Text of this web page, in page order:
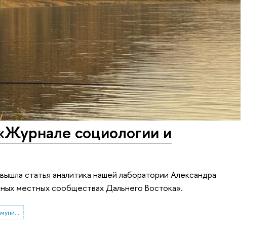
социологии и
статья аналитика нашей лаборатории Александра
местных сообществах Дальнего Востока».
Проектно-учебная лаборатория муниципального управления